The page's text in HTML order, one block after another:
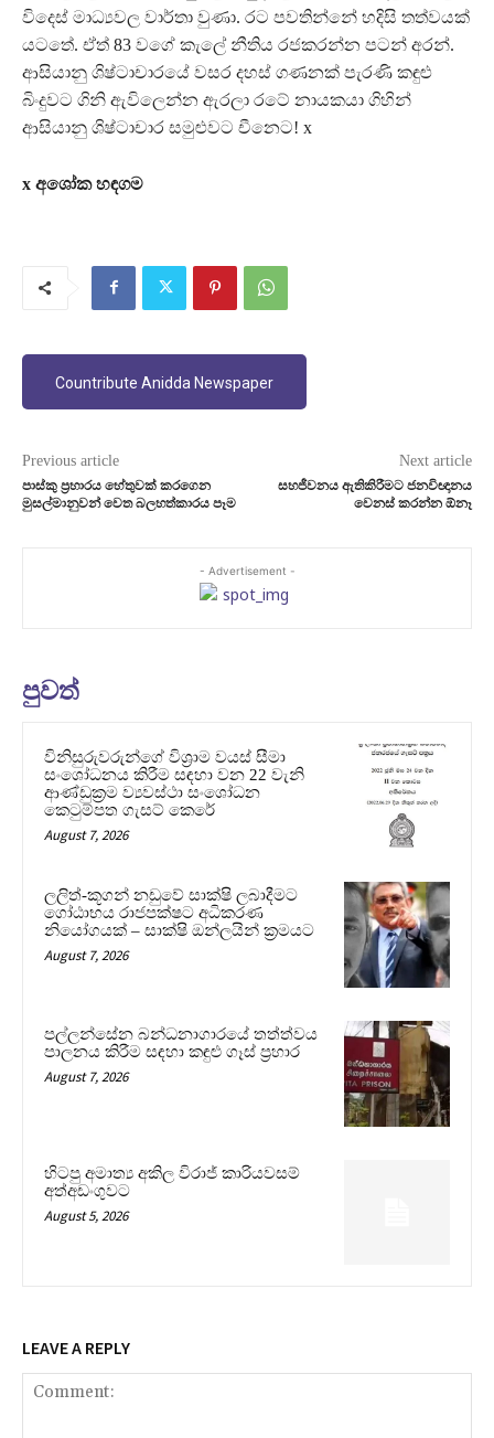
විදෙස් මාධ්‍යවල වාර්තා වුණා. රට පවතින්නේ හදිසි තත්වයක්
යටතේ. ඒත් 83 වගේ කැලේ නීතිය රජකරන්න පටන් අරන්.
ආසියානු ශිෂ්ටාචාරයේ වසර දහස් ගණනක් පැරණි කඳුළු
බිංදුවට ගිනි ඇවිලෙන්න ඇරලා රටේ නායකයා ගිහින්
ආසියානු ශිෂ්ටාචාර සමුළුවට චීනෙට! x
x අශෝක හඳගම
Countribute Anidda Newspaper
Previous article
පාස්කු ප‍්‍රහාරය හේතුවක් කරගෙන
මුසල්මානුවන් වෙත බලහත්කාරය පෑම
Next article
සහජීවනය ඇතිකිරීමට ජනවිඥානය
වෙනස් කරන්න ඕනෑ
- Advertisement -
පුවත්
විනිසුරුවරුන්ගේ විශ්‍රාම වයස් සීමා
සංශෝධනය කිරීම සඳහා වන 22 වැනි
ආණ්ඩුක්‍රම ව්‍යවස්ථා සංශෝධන
කෙටුම්පත ගැසට් කෙරේ
August 7, 2026
ලලිත්-කූගන් නඩුවේ සාක්ෂි ලබාදීමට
ගෝඨාභය රාජපක්ෂට අධිකරණ
නියෝගයක් – සාක්ෂි ඔන්ලයින් ක්‍රමයට
August 7, 2026
පල්ලන්සේන බන්ධනාගාරයේ තත්ත්වය
පාලනය කිරීම සඳහා කඳුළු ගෑස් ප්‍රහාර
August 7, 2026
හිටපු අමාත්‍ය අකිල විරාජ් කාරියවසම්
අත්අඩංගුවට
August 5, 2026
LEAVE A REPLY